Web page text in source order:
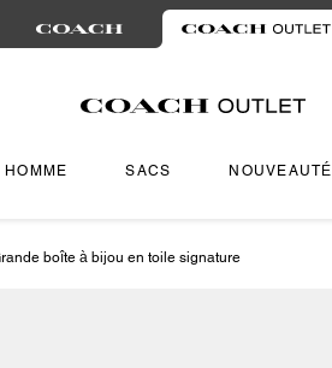
HOMME SACS NOUVEAUTÉ
boîte à bijou en toile signature